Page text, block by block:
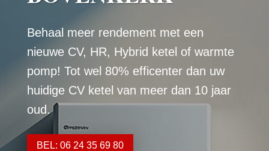
Behaal meer rendement met een
nieuwe CV, HR, Hybrid ketel of warmte
pomp! Tot wel 80% efficenter dan uw
huidige CV ketel van meer dan 10 jaar
oud.
BEL: 06 24 35 69 80